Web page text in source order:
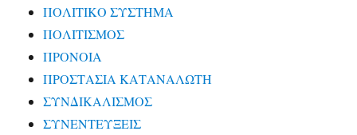
ΠΟΛΙΤΙΚΟ ΣΥΣΤΗΜΑ
ΠΟΛΙΤΙΣΜΟΣ
ΠΡΟΝΟΙΑ
ΠΡΟΣΤΑΣΙΑ ΚΑΤΑΝΑΛΩΤΗ
ΣΥΝΔΙΚΑΛΙΣΜΟΣ
ΣΥΝΕΝΤΕΥΞΕΙΣ